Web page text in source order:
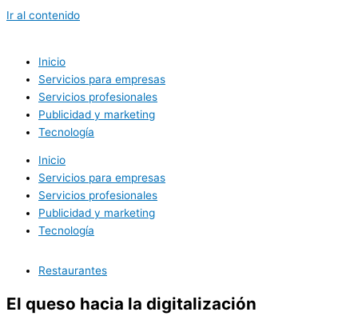
Ir al contenido
Inicio
Servicios para empresas
Servicios profesionales
Publicidad y marketing
Tecnología
Inicio
Servicios para empresas
Servicios profesionales
Publicidad y marketing
Tecnología
Restaurantes
El queso hacia la digitalización